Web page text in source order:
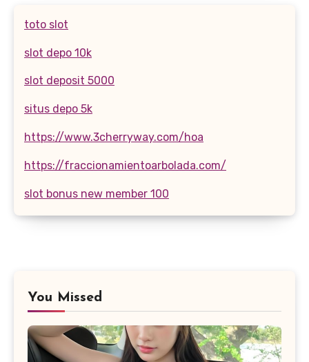
toto slot
slot depo 10k
slot deposit 5000
situs depo 5k
https://www.3cherryway.com/hoa
https://fraccionamientoarbolada.com/
slot bonus new member 100
You Missed